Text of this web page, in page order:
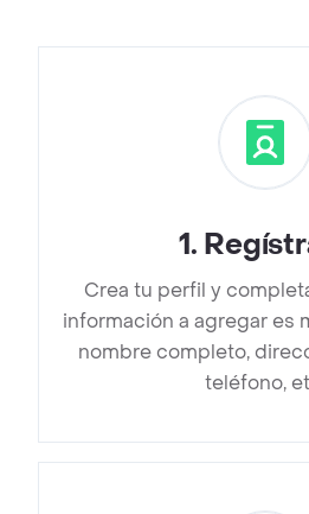
1.
Crea tu perfil y
información a agregar es
nombre completo,
teléfono,